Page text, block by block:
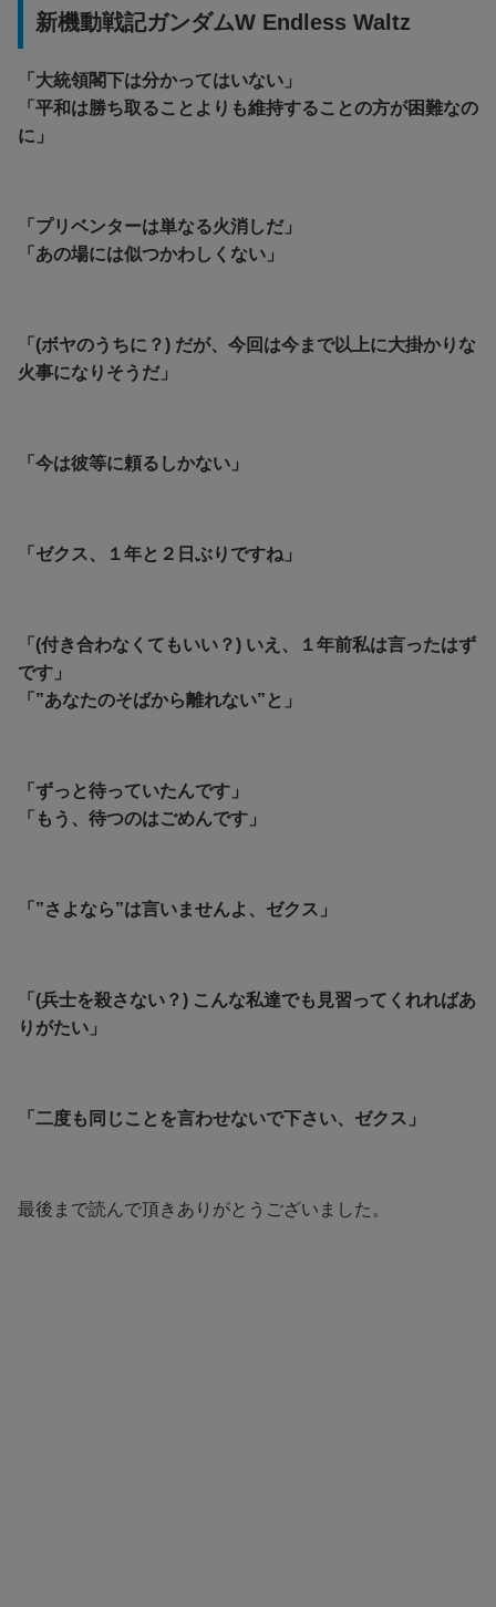
新機動戦記ガンダムW Endless Waltz
「大統領閣下は分かってはいない」
「平和は勝ち取ることよりも維持することの方が困難なの
に」
「プリベンターは単なる火消しだ」
「あの場には似つかわしくない」
「(ボヤのうちに？) だが、今回は今まで以上に大掛かりな
火事になりそうだ」
「今は彼等に頼るしかない」
「ゼクス、１年と２日ぶりですね」
「(付き合わなくてもいい？) いえ、１年前私は言ったはず
です」
「”あなたのそばから離れない”と」
「ずっと待っていたんです」
「もう、待つのはごめんです」
「”さよなら”は言いませんよ、ゼクス」
「(兵士を殺さない？) こんな私達でも見習ってくれればあ
りがたい」
「二度も同じことを言わせないで下さい、ゼクス」
最後まで読んで頂きありがとうございました。